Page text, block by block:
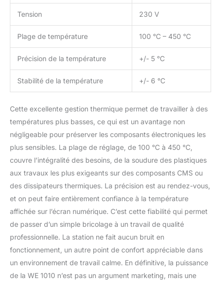
Tension 230 V
Plage de température 100 °C – 450 °C
Précision de la température +/- 5 °C
Stabilité de la température +/- 6 °C
Cette excellente gestion thermique permet de travailler à des
températures plus basses, ce qui est un avantage non
négligeable pour préserver les composants électroniques les
plus sensibles. La plage de réglage, de 100 °C à 450 °C,
couvre l’intégralité des besoins, de la soudure des plastiques
aux travaux les plus exigeants sur des composants CMS ou
des dissipateurs thermiques. La précision est au rendez-vous,
et on peut faire entièrement confiance à la température
affichée sur l’écran numérique. C’est cette fiabilité qui permet
de passer d’un simple bricolage à un travail de qualité
professionnelle. La station ne fait aucun bruit en
fonctionnement, un autre point de confort appréciable dans
un environnement de travail calme. En définitive, la puissance
de la WE 1010 n’est pas un argument marketing, mais une